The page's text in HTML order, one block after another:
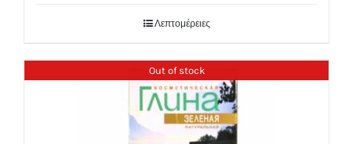
Λεπτομέρειες
Out of stock